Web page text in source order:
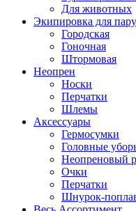
Для животных
Экипировка для
Городская
Гоночная
Штормовая
Неопрен
Носки
Перчатки
Шлемы
Аксессуары
Гермосумки
Головные
Неопреновый
Очки
Перчатки
Шнурок-